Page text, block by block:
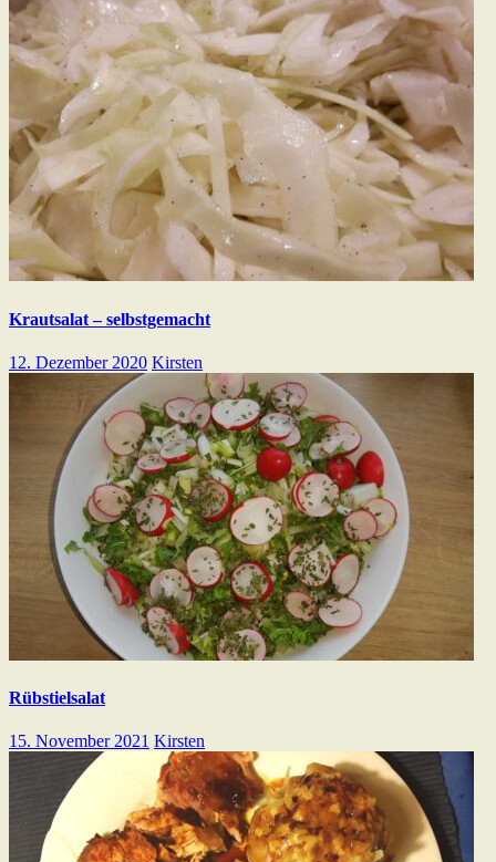
Krautsalat – selbstgemacht
12. Dezember 2020 Kirsten
Rübstielsalat
15. November 2021 Kirsten